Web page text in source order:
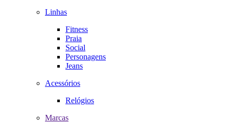
Linhas
Fitness
Praia
Social
Personagens
Jeans
Acessórios
Relógios
Marcas